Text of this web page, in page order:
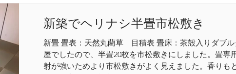
オリジナル畳縁
障子の貼り替え 網戸の張り替え 天晴 立派 凌儀
新築でヘリナシ半畳市松敷き
新畳 畳表：天然丸藺草 目積表 畳床：茶殻入りダブル
屋でしたので、半畳20枚を市松敷きにしました。畳専
射が強いためより市松敷きがよく見えました。香りも